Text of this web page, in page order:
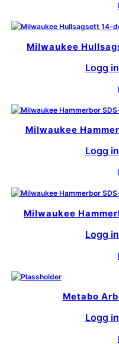
Milwaukee
Logg
Milwaukee
Logg
Milwaukee
Logg
Metabo
Logg